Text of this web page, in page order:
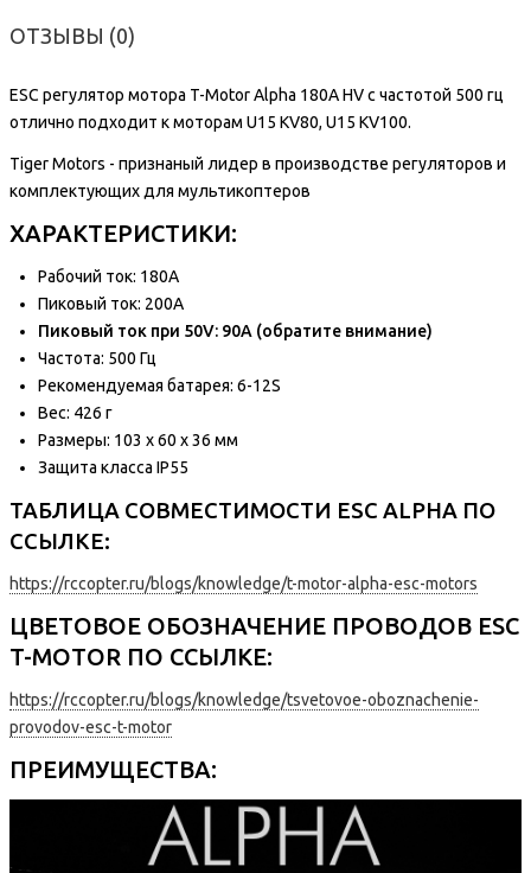
ОТЗЫВЫ (0)
ESC регулятор мотора T-Motor Alpha 180A HV с частотой 500 гц
отлично подходит к моторам U15 KV80, U15 KV100.
Tiger Motors - признаный лидер в производстве регуляторов и
комплектующих для мультикоптеров
ХАРАКТЕРИСТИКИ:
Рабочий ток: 180А
Пиковый ток: 200A
Пиковый ток при 50V: 90A (обратите внимание)
Частота: 500 Гц
Рекомендуемая батарея: 6-12S
Вес: 426 г
Размеры: 103 х 60 х 36 мм
Защита класса IP55
ТАБЛИЦА СОВМЕСТИМОСТИ ESC ALPHA ПО
ССЫЛКЕ:
https://rccopter.ru/blogs/knowledge/t-motor-alpha-esc-motors
ЦВЕТОВОЕ ОБОЗНАЧЕНИЕ ПРОВОДОВ ESC
T-MOTOR ПО ССЫЛКЕ:
https://rccopter.ru/blogs/knowledge/tsvetovoe-oboznachenie-
provodov-esc-t-motor
ПРЕИМУЩЕСТВА: